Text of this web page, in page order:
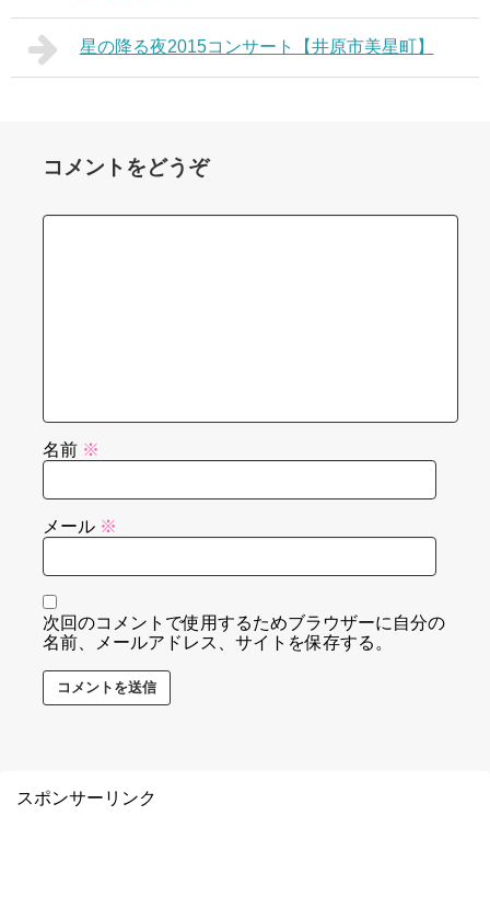
星の降る夜2015コンサート【井原市美星町】
コメントをどうぞ
名前 ※
メール ※
次回のコメントで使用するためブラウザーに自分の
名前、メールアドレス、サイトを保存する。
スポンサーリンク